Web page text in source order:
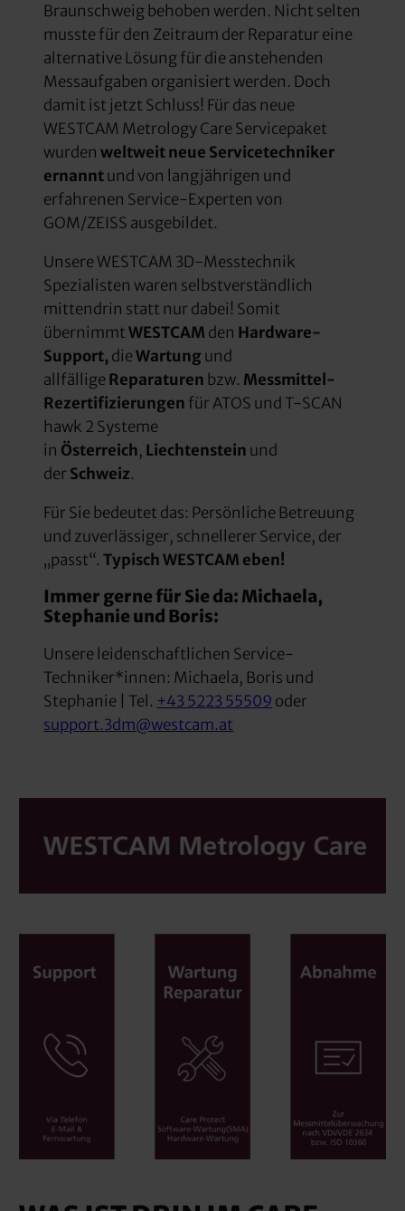
Braunschweig behoben werden. Nicht selten
musste für den Zeitraum der Reparatur eine
alternative Lösung für die anstehenden
Messaufgaben organisiert werden. Doch
damit ist jetzt Schluss! Für das neue
WESTCAM Metrology Care Servicepaket
wurdenweltweit neue Servicetechniker
ernanntund von langjährigen und
erfahrenen Service-Experten von
GOM/ZEISS ausgebildet.
Unsere WESTCAM 3D-Messtechnik
Spezialisten waren selbstverständlich
mittendrin statt nur dabei! Somit
übernimmtWESTCAM den Hardware-
Support, dieWartungund
allfälligeReparaturen bzw. Messmittel-
Rezertifizierungen für ATOS und T-SCAN
hawk 2 Systeme
in Österreich, Liechtenstein und
der Schweiz.
Für Sie bedeutet das: Persönliche Betreuung
und zuverlässiger, schnellerer Service, der
„passt“.Typisch WESTCAM eben!
Immer gerne für Sie da: Michaela,
Stephanie und Boris:
Unsere leidenschaftlichen Service-
Techniker*innen: Michaela, Boris und
Stephanie | Tel. +43 5223 55509 oder
support.3dm@westcam.at